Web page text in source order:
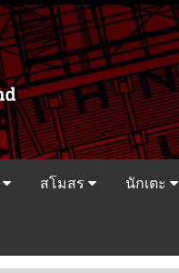
สโมสร นักเตะ